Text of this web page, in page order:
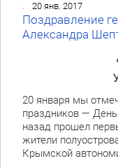
20 янв. 2017
Поздравление
Александра
20 января мы
праздников —
назад прошел
жители
Крымской